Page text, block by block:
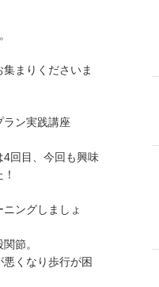
まりくださいま
ン実践講座
4回目、今回も興味
ングしましょ
節。
くなり歩行が困